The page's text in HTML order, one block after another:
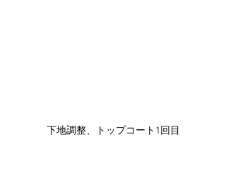
下地調整、トップコート1回目